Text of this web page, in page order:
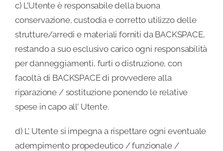
c) L’Utente è responsabile della buona
conservazione, custodia e corretto utilizzo delle
strutture/arredi e materiali forniti da BACKSPACE,
restando a suo esclusivo carico ogni responsabilità
per danneggiamenti, furti o distruzione, con
facoltà di BACKSPACE di provvedere alla
riparazione / sostituzione ponendo le relative
spese in capo all’ Utente.
d) L’ Utente si impegna a rispettare ogni eventuale
adempimento propedeutico / funzionale /